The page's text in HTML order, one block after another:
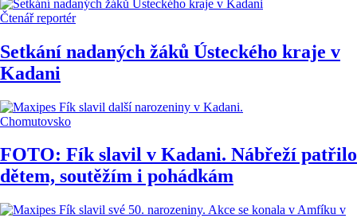
Čtenář reportér
Setkání nadaných žáků Ústeckého kraje v
Kadani
Chomutovsko
FOTO: Fík slavil v Kadani. Nábřeží patřilo
dětem, soutěžím i pohádkám